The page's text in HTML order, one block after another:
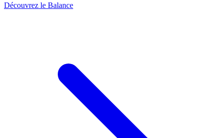
Découvrez le Balance